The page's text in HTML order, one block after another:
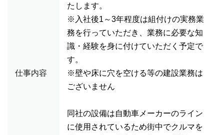
仕事内容
たします。
※入社後1～3年程度は組付けの実務業
務を行っていただき、業務に必要な知
識・経験を身に付けていただく予定で
す。
※壁や床に穴を空ける等の建設業務は
ございません
同社の設備は自動車メーカーのライン
に使用されているため街中でクルマを